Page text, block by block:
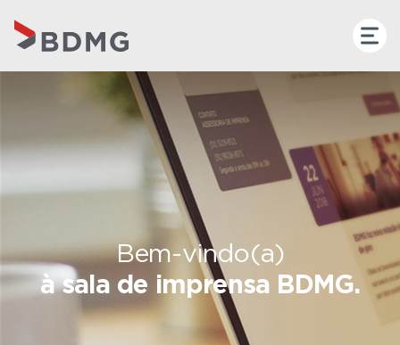
Bem-vindo(a)
à sala de imprensa BDMG.